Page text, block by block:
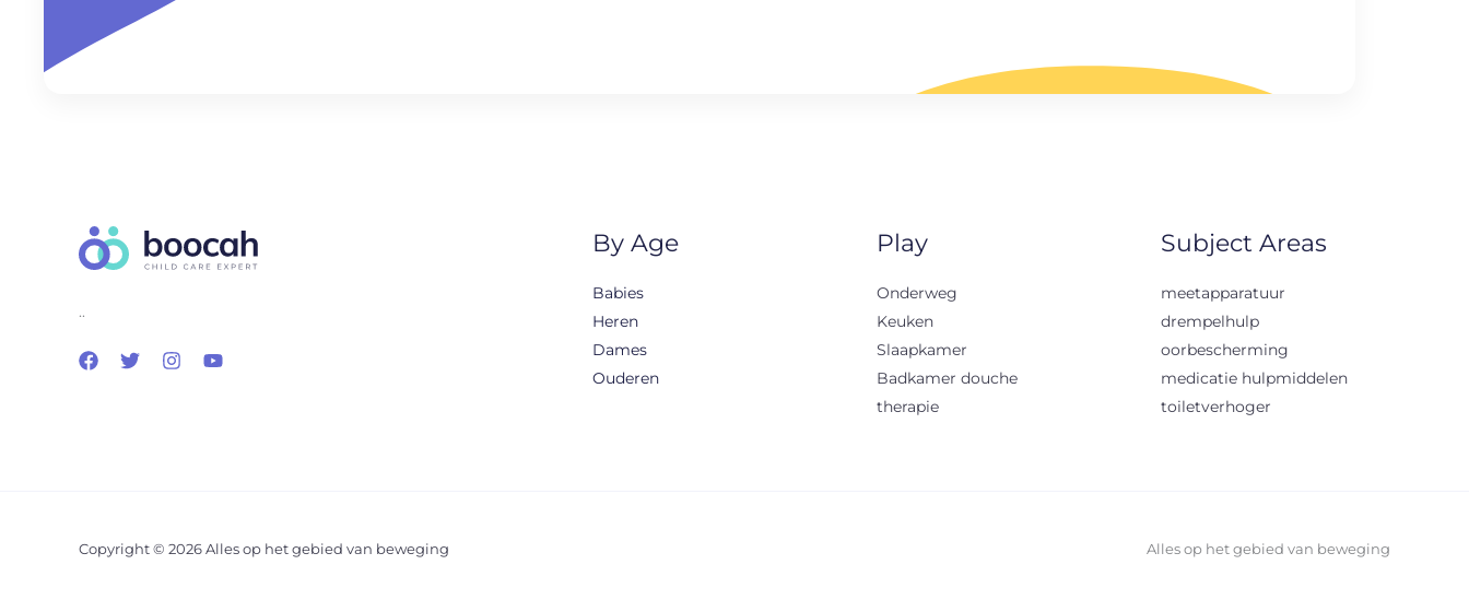
..
By Age
Babies
Heren
Dames
Ouderen
Play
Onderweg
Keuken
Slaapkamer
Badkamer douche
therapie
Subject Areas
meetapparatuur
drempelhulp
oorbescherming
medicatie hulpmiddelen
toiletverhoger
Copyright © 2026 Alles op het gebied van beweging Alles op het gebied van beweging